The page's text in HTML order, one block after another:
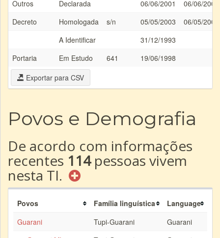
Outros Declarada 06/06/2001
06/06/2001
Decreto
Homologada s/n 05/05/2003
06/05/2003
A Identificar
31/12/1993
Portaria
Em Estudo 641
19/06/1998
Exportar para CSV
Povos e Demografia
De acordo com informações
recentes 114pessoas vivem
nesta TI.
Povos Família linguística
Language
Guarani
Tupi-Guarani
Guarani